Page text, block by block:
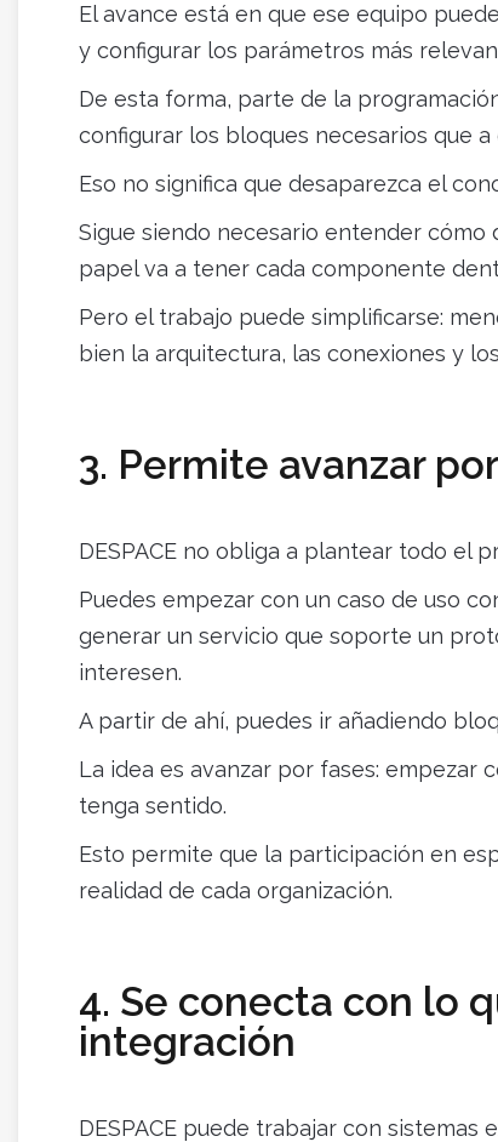
El avance está en que ese equipo
y configurar los parámetros más
De esta forma, parte de la
configurar los bloques necesarios que
Eso no significa que desaparezca el
Sigue siendo necesario entender
papel va a tener cada componente
Pero el trabajo puede simplificarse:
bien la arquitectura, las conexiones y
3. Permite avanzar
DESPACE no obliga a plantear todo el
Puedes empezar con un caso de uso
generar un servicio que soporte un
interesen.
A partir de ahí, puedes ir añadiendo
La idea es avanzar por fases: empezar
tenga sentido.
Esto permite que la participación en
realidad de cada organización.
4. Se conecta con lo
integración
DESPACE puede trabajar con